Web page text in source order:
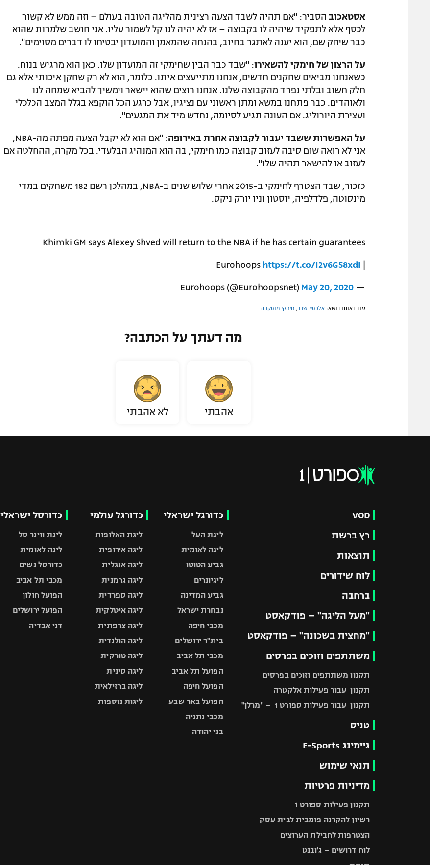
אסטאכוב הסביר: "אם תהיה לשבד הצעה רצינית מהליגה הטובה בעולם – וזה ממש לא קשור
לכסף אלא לתפקיד שיהיה לו בקבוצה – אז לא יהיה לנו קל לשמור עליו. אני חושב שלמרות שהוא
כבר שיחק שם, הוא יענה לאתגר בחיוב, בהנחה שהמאמן והמועדון יבטיחו לו דברים מסוימים".
על הרצון של חימקי להשאירו: "שבד כבר הבין שחימקי זה המועדון שלו. כאן הוא מרגיש בנוח.
כשאנחנו מביאים שחקנים חדשים, אנחנו מתייעצים איתו. כלומר, הוא לא רק שחקן איכותי אלא גם
חלק חשוב ובלתי נפרד מהקבוצה שלנו. אנחנו רוצים שהוא יישאר וימשיך להביא שמחה לנו
ולאוהדים. כבר פתחנו במשא ומתן ראשוני עם נציגיו, אבל כרגע הכל הוקפא בגלל המצב הכלכלי
ועצירת היורוליג. אם העונה תגיע לסיומה, נחדש מיד את המגעים".
על האפשרות ששבד יעבור לקבוצה אחרת באירופה
: "אם הוא לא יקבל הצעה מפתה מה-NBA,
אני לא רואה שום סיבה לעזוב קבוצה כמו חימקי, בה הוא המנהיג הבלעדי. בכל מקרה, ההחלטה אם
לעזוב או להישאר תהיה שלו".
כזכור, שבד הצטרף לחימקי ב-2015 אחרי שלוש שנים ב-NBA, במהלכן רשם 182 משחקים במדי
מינסוטה, פלדלפיה, יוסטון וניו יורק ניקס.
Khimki GM says Alexey Shved will return to the NBA if he has certain guarantees
https://t.co/I2v6GS8xdI
— Eurohoops (@Eurohoopsnet)
May 20, 2020
עוד באותו נושא: אלכסיי שבד חימקי מוסקבה
מה דעתך על הכתבה?
אהבתי לא אהבתי
VOD
רץ ברשת
תוצאות
לוח שידורים
ברחבה
"מעל הליגה" – פודקאסט
"מחצית בשכונה" – פודקאסט
משתתפים וזוכים בפרסים
תקנון משתתפים וזוכים בפרסים
תקנון עבור פעילות אלקטרה
תקנון עבור פעילות ספורט 1 – "מרלן"
טניס
גיימינג E-Sports
תנאי שימוש
מדיניות פרטיות
תקנון פעילות ספורט 1
רשיון להקרנה פומבית לבית עסק
הצטרפות לחבילת הערוצים
לוח דרושים – ג'ובנט
כדורגל ישראלי
ליגת העל
ליגה לאומית
גביע הטוטו
ליגיונרים
גביע המדינה
נבחרת ישראל
מכבי חיפה
בית"ר ירושלים
מכבי תל אביב
הפועל תל אביב
הפועל חיפה
הפועל באר שבע
מכבי נתניה
בני יהודה
כדורגל עולמי
ליגת האלופות
ליגה אירופית
ליגה אנגלית
ליגה גרמנית
ליגה ספרדית
ליגה איטלקית
ליגה צרפתית
ליגה הולנדית
ליגה טורקית
ליגה סינית
ליגה ברזילאית
ליגות נוספות
כדורסל ישראלי
ליגת ווינר סל
ליגה לאומית
כדורסל נשים
מכבי תל אביב
הפועל חולון
הפועל ירושלים
דני אבדיה